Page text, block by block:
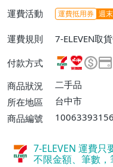
運費活動 運費抵用券 週
運費規則
7-ELEVEN取
件或消費滿
付款【單件運
000免運費】
掛號【免運費】
付款方式
商品狀況
二手品
所在地區
台中市
商品編號
7-ELEVEN 運費只
不限金額、筆數，